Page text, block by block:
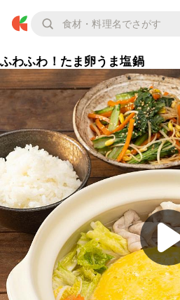
ふわふわ！たま卵うま塩鍋